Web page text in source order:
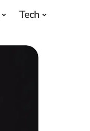
Tech